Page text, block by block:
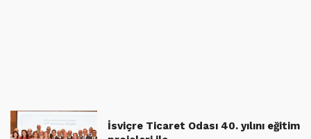
İsviçre Ticaret Odası 40. yılını eğitim